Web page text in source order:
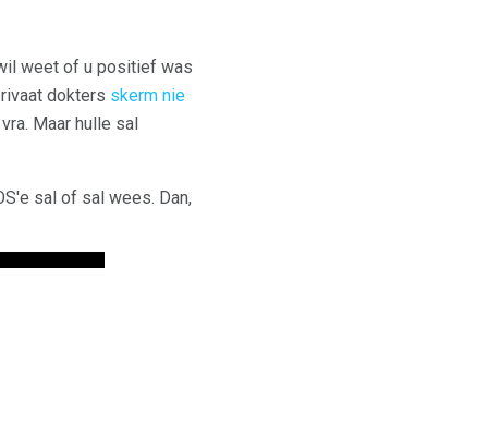
weet of u positief was
dokters skerm nie
Maar hulle sal
sal of sal wees. Dan,